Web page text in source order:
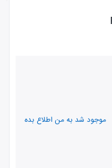
موجود شد به من اطلاع بده